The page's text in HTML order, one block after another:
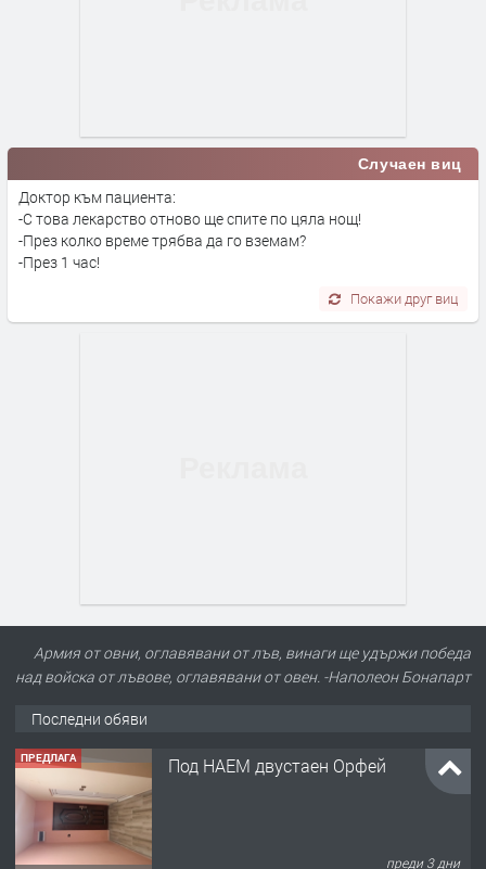
Случаен виц
Доктор към пациента:
-С това лекарство отново ще спите по цяла нощ!
-През колко време трябва да го вземам?
-През 1 час!
Покажи друг виц
Армия от овни, оглавявани от лъв, винаги ще удържи победа
над войска от лъвове, оглавявани от овен. -Наполеон Бонапарт
Последни обяви
ПРЕДЛАГА Под НАЕМ двустаен Орфей
преди 3 дни